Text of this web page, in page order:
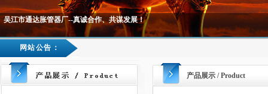
吴江市通达胀管器厂--真诚合作、共谋发展！
网站公告：
产品展示 / Product